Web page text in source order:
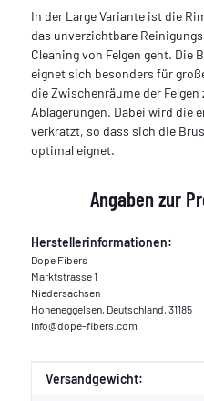
In der Large Variante ist die
das unverzichtbare
Cleaning von Felgen geht. Die
eignet sich besonders für
die Zwischenräume der
Ablagerungen. Dabei wird die
verkratzt, so dass sich die
optimal eignet.
Angaben zur
Herstellerinformationen:
Dope Fibers
Marktstrasse 1
Niedersachsen
Hoheneggelsen, Deutschland, 31185
Info@dope-fibers.com
Produkteigenschaft
Wert
Versandgewicht: